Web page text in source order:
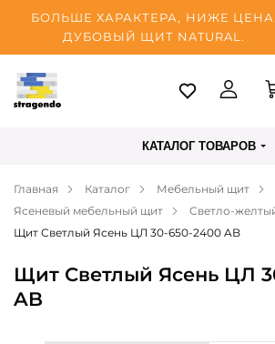
БОЛЬШЕ ХАРАКТЕРА, НИЖЕ ЦЕНА.
ДУБОВЫЙ ЩИТ NATURAL.
Таллинн
Оплата
О нас
Блог
Контакты
КАТАЛОГ ТОВАРОВ
Главная Каталог
Мебельный щит
Ясеневый мебельный щит
Светло-
Щит Светлый Ясень ЦЛ 30-650-2400 AB
Щит Светлый Ясень ЦЛ
AB